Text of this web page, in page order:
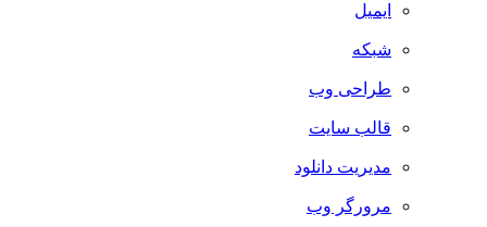
ایمیل
شبکه
طراحی وب
قالب سایت
مدیریت دانلود
مرورگر وب